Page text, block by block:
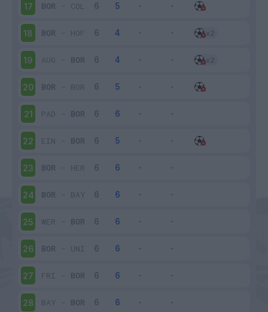
17 BOR - COL
18 BOR - HOF
19 AUG - BOR
20 BOR - BOR
21 PAD - BOR
22 EIN - BOR
23 BOR - HER
24 BOR - BAY
25 WER - BOR
26 BOR - UNI
27 FRI - BOR
28 BAY - BOR